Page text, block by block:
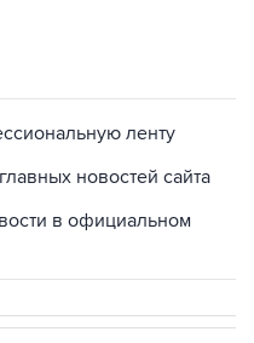
ленту
новостей сайта
в официальном